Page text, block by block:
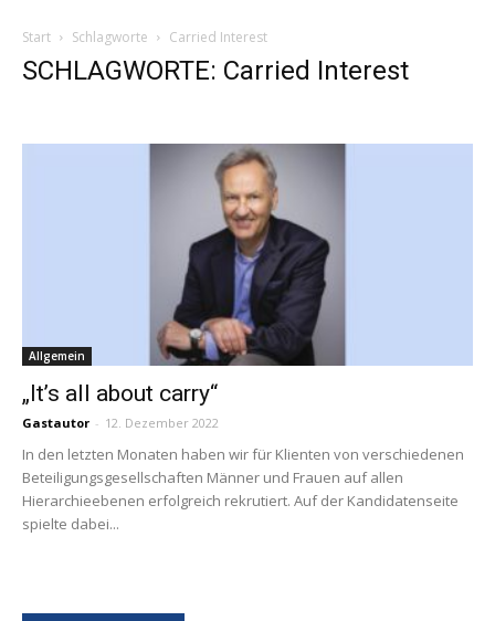
Start Schlagworte Carried Interest
SCHLAGWORTE: Carried Interest
Allgemein
„It’s all about carry“
Gastautor - 12. Dezember 2022
In den letzten Monaten haben wir für Klienten von verschiedenen
Beteiligungsgesellschaften Männer und Frauen auf allen
Hierarchieebenen erfolgreich rekrutiert. Auf der Kandidatenseite
spielte dabei...